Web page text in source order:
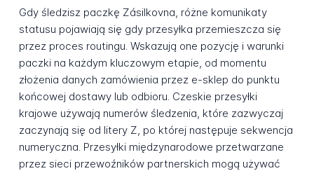
Gdy śledzisz paczkę Zásilkovna, różne komunikaty
statusu pojawiają się gdy przesyłka przemieszcza się
przez proces routingu. Wskazują one pozycję i warunki
paczki na każdym kluczowym etapie, od momentu
złożenia danych zamówienia przez e-sklep do punktu
końcowej dostawy lub odbioru. Czeskie przesyłki
krajowe używają numerów śledzenia, które zazwyczaj
zaczynają się od litery Z, po której następuje sekwencja
numeryczna. Przesyłki międzynarodowe przetwarzane
przez sieci przewoźników partnerskich mogą używać